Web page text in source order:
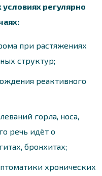
регулярно
при растяжениях
структур;
реактивного
горла, носа,
речь идёт о
бронхитах;
хронических